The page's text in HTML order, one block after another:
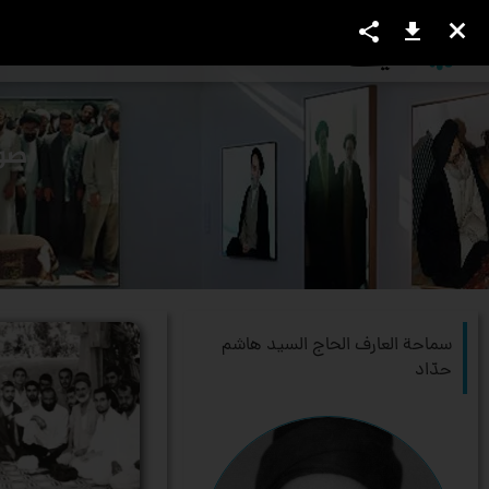
سماحة العارف الحاج السيد هاشم
حدّاد‏
close
download
share